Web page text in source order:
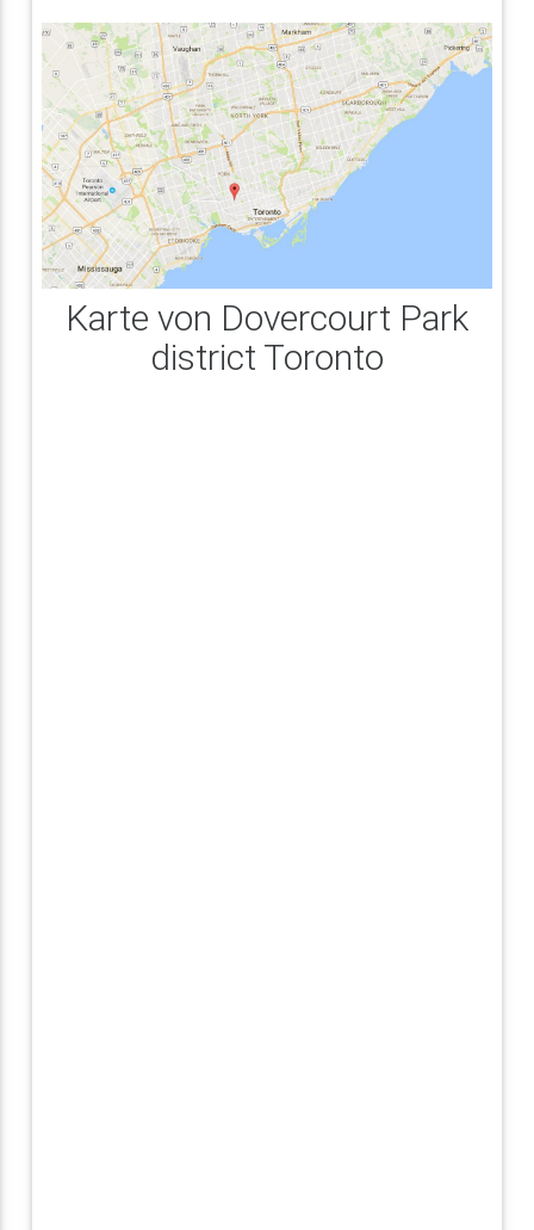
Karte von Dovercourt Park
district Toronto